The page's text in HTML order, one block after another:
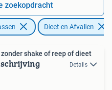
zoekopdracht
Dieet en Afvallen
shake of reep of dieet
Details